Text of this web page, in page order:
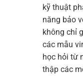
kỹ thuật
năng bảo
không chỉ
các mẫu
học hỏi từ
thập các